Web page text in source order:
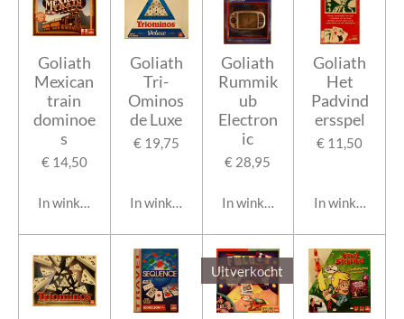
Goliath
Mexican
train
dominoe
s
€ 14,50
In winkelwagen
Goliath
Tri-
Ominos
de Luxe
€ 19,75
In winkelwagen
Goliath
Rummik
ub
Electron
ic
€ 28,95
In winkelwagen
Goliath
Het
Padvind
ersspel
€ 11,50
In
Uitverkocht